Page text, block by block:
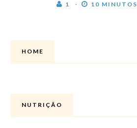
1 10 MINUTOS
HOME
NUTRIÇÃO